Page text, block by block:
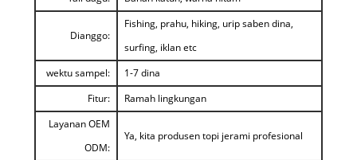
Dianggo:
Fishing, prahu, hiking, urip saben dina,
surfing, iklan etc
wektu sampel:
1-7 dina
Fitur:
Ramah lingkungan
Layanan OEM
ODM:
Ya, kita produsen topi jerami profesional